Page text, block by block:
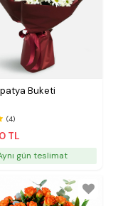
Buketi
(4)
TL
gün teslimat